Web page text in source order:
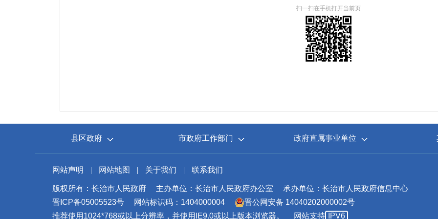
扫一扫在手机打开当前页
县区政府 市政府工作部门 政府直属事业单位
网站声明 | 网站地图 | 关于我们 | 联系我们
版权所有：长治市人民政府 主办单位：长治市人民政府办公室
承办单位：长治市人民政府信息中心
晋ICP备05005523号
网站标识码：1404000004
晋公网安备 14040202000002号
推荐使用1024*768或以上分辨率，并使用IE9.0或以上版本浏览器。
网站支持 IPV6